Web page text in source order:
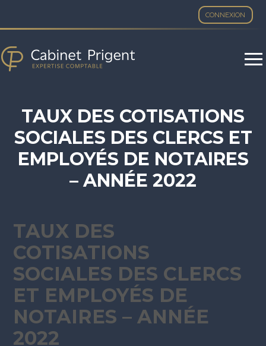
CONNEXION
Aller
au
TAUX DES COTISATIONS
SOCIALES DES CLERCS ET
EMPLOYÉS DE NOTAIRES
– ANNÉE 2022
TAUX DES
COTISATIONS
SOCIALES DES CLERCS
ET EMPLOYÉS DE
NOTAIRES – ANNÉE
2022